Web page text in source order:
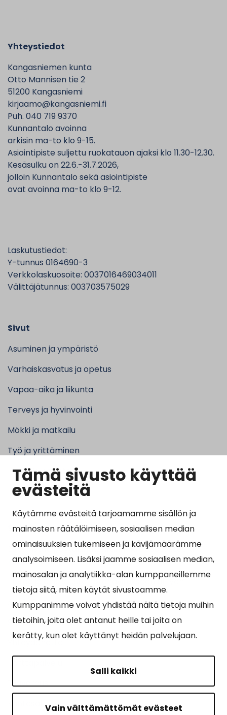
Tämä sivusto käyttää
evästeitä
Käytämme evästeitä tarjoamamme sisällön ja
mainosten räätälöimiseen, sosiaalisen median
ominaisuuksien tukemiseen ja kävijämäärämme
analysoimiseen. Lisäksi jaamme sosiaalisen median,
mainosalan ja analytiikka-alan kumppaneillemme
tietoja siitä, miten käytät sivustoamme.
Kumppanimme voivat yhdistää näitä tietoja muihin
tietoihin, joita olet antanut heille tai joita on
kerätty, kun olet käyttänyt heidän palvelujaan.
Salli kaikki
Vain välttämättömät evästeet
Yhteystiedot
Kangasniemen kunta
Otto Mannisen tie 2
51200 Kangasniemi
kirjaamo@kangasniemi.fi
Puh. 040 719 9370
Kunnantalo avoinna
arkisin ma-to klo 9-15.
Asiointipiste suljettu ruokatauon ajaksi klo 11.30-12.30.
Kesäsulku on 22.6.-31.7.2026,
jolloin Kunnantalo sekä asiointipiste
ovat avoinna ma-to klo 9-12.
Laskutustiedot:
Y-tunnus 0164690-3
Verkkolaskuosoite: 0037016469034011
Välittäjätunnus: 003703575029
Sivut
Asuminen ja ympäristö
Varhaiskasvatus ja opetus
Vapaa-aika ja liikunta
Terveys ja hyvinvointi
Mökki ja matkailu
Työ ja yrittäminen
Kunta ja hallinto
Suosituimmat sivut
Esityslistat, pöytäkirjat, viranhaltijapäätökset ja
kuulutukset
Tietoa ja ohjeistusta koronavirukseen liittyen
Asiointipiste
Sähköinen asiointi
Yhteydenotto
Tilavaraus